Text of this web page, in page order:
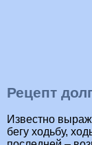
Рецепт
Известно
бегу ходьбу,